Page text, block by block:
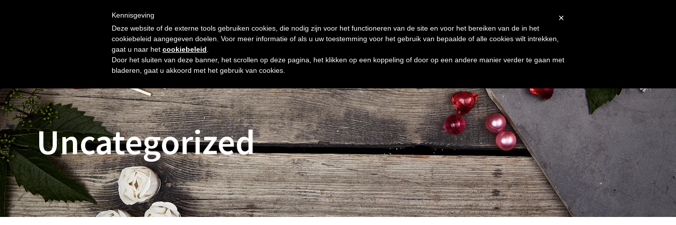
NIEUW OVER ONS
Uncategorized
×
Kennisgeving
Deze website of de externe tools gebruiken cookies, die nodig zijn voor het functioneren van de site en voor het bereiken van de in het
cookiebeleid aangegeven doelen. Voor meer informatie of als u uw toestemming voor het gebruik van bepaalde of alle cookies wilt intrekken,
gaat u naar het cookiebeleid
Door het sluiten van deze banner, het scrollen op deze pagina, het klikken op een koppeling of door op een andere manier verder te gaan met
bladeren, gaat u akkoord met het gebruik van cookies.